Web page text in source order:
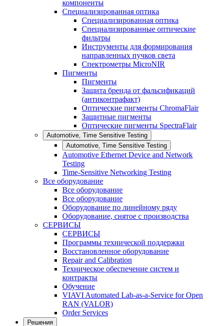
компоненты
Специализированная оптика
Специализированная оптика
Специализированные оптические
фильтры
Инструменты для формирования
направленных пучков света
Спектрометры MicroNIR
Пигменты
Пигменты
Защита бренда от фальсификаций
(антиконтрафакт)
Оптические пигменты ChromaFlair
Защитные пигменты
Оптические пигменты SpectraFlair
Automotive, Time Sensitive Testing
Automotive, Time Sensitive Testing
Automotive Ethernet Device and Network
Testing
Time-Sensitive Networking Testing
Все оборудование
Все оборудование
Все оборудование
Оборудование по линейному ряду
Оборудование, снятое с производства
СЕРВИСЫ
СЕРВИСЫ
Программы технической поддержки
Восстановленное оборудование
Repair and Calibration
Техническое обеспечение систем и
контракты
Обучение
VIAVI Automated Lab-as-a-Service for Open
RAN (VALOR)
Order Services
Решения